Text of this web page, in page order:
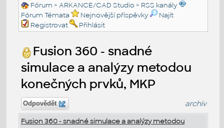
Fórum >ARKANCE/CAD Studio > RSS kanály
Fórum Témata
Nejnovější příspěvky
Najít
Registrovat
Přihlásit
Fusion 360 - snadné
simulace a analýzy metodou
konečných prvků, MKP
Odpovědět archiv
Fusion 360 - snadné simulace a analýzy metodou